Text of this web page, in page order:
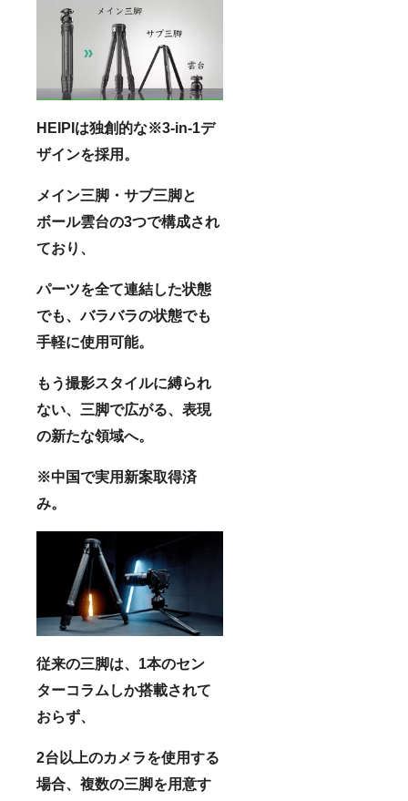
HEIPIは独創的な※3-in-1デ
ザインを採用。
メイン三脚・サブ三脚と
ボール雲台の3つで構成され
ており、
パーツを全て連結した状態
でも、バラバラの状態でも
手軽に使用可能。
もう撮影スタイルに縛られ
ない、三脚で広がる、表現
の新たな領域へ。
※中国で実用新案取得済
み。
従来の三脚は、1本のセン
ターコラムしか搭載されて
おらず、
2台以上のカメラを使用する
場合、複数の三脚を用意す